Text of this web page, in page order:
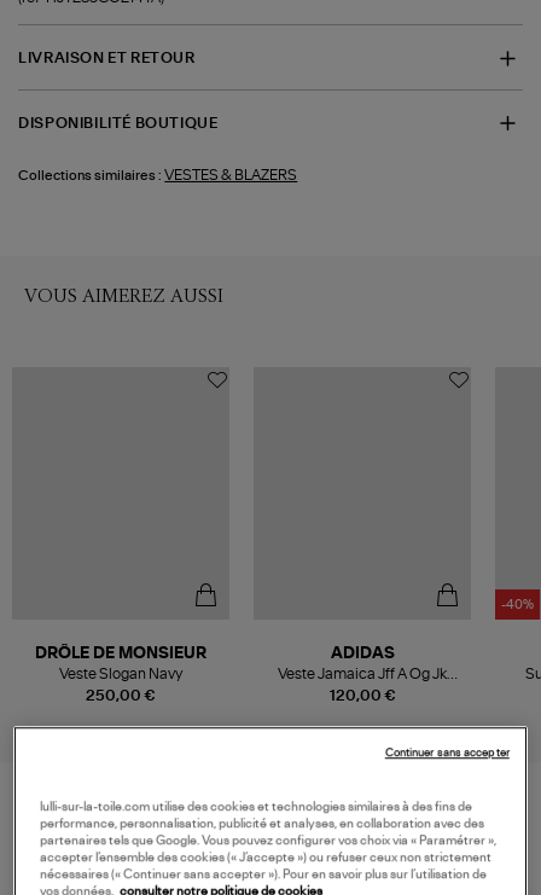
LIVRAISON ET RETOUR
DISPONIBILITÉ BOUTIQUE
Collections similaires : VESTES & BLAZERS
VOUS AIMEREZ AUSSI
250,00 €
DRÔLE DE MONSIEUR
Veste Slogan Navy
120,00 €
ADIDAS
Veste Jamaica Jff A Og Jk
Black
-40%
VOS DERNIERS PRODUITS VUS
lulli-sur-la-toile.com utilise des cookies et technologies similaires à des fins de
performance, personnalisation, publicité et analyses, en collaboration avec des
partenaires tels que Google. Vous pouvez configurer vos choix via « Paramétrer »,
accepter l’ensemble des cookies (« J’accepte ») ou refuser ceux non strictement
nécessaires (« Continuer sans accepter »). Pour en savoir plus sur l’utilisation de
vos données,
consulter notre politique de cookies
Continuer sans accepter